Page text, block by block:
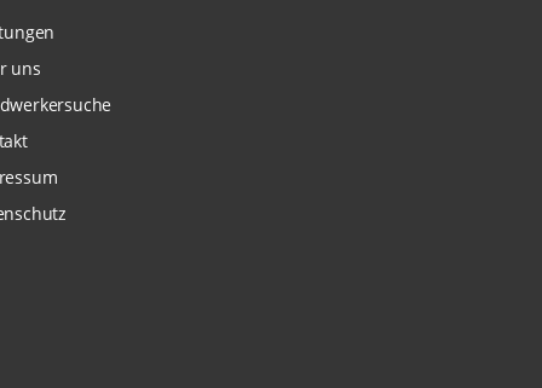
uns